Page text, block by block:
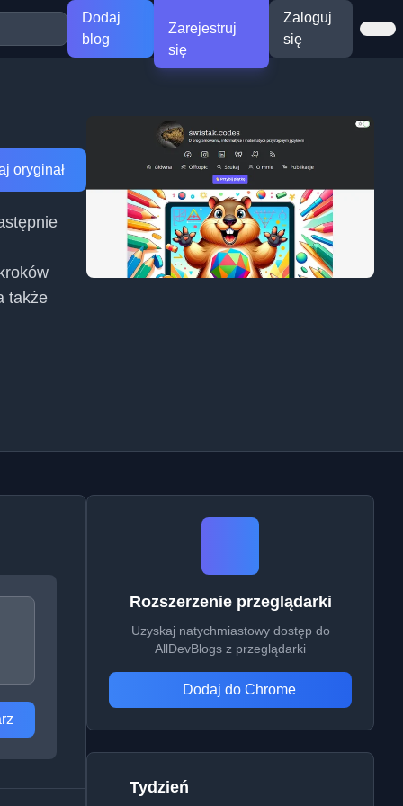
Dodaj
blog
Zarejestruj
się
Zaloguj
się
oryginał
także
Rozszerzenie przeglądarki
Uzyskaj natychmiastowy dostęp do
AllDevBlogs z przeglądarki
Dodaj do Chrome
Tydzień